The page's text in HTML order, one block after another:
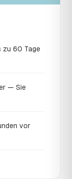
zu 60 Tage
— Sie
vor